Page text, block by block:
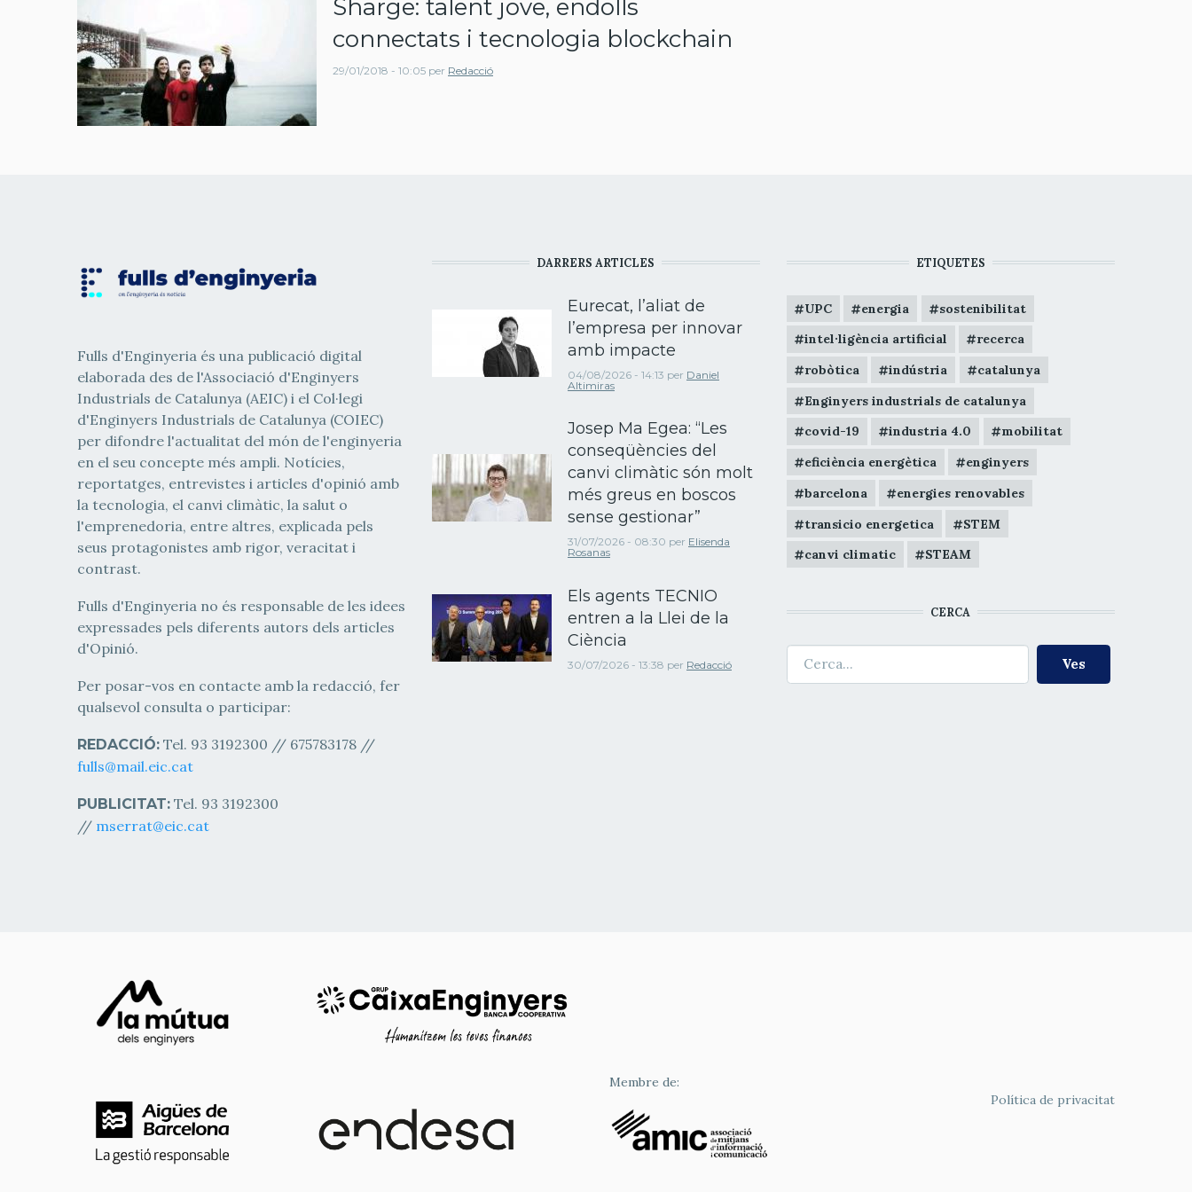
navegació
Sharge: talent jove, endolls
connectats i tecnologia blockchain
29/01/2018 - 10:05 per Redacció
Fulls d'Enginyeria és una publicació digital
elaborada des de l'Associació d'Enginyers
Industrials de Catalunya (AEIC) i el Col·legi
d'Enginyers Industrials de Catalunya (COIEC)
per difondre l'actualitat del món de l'enginyeria
en el seu concepte més ampli. Notícies,
reportatges, entrevistes i articles d'opinió amb
la tecnologia, el canvi climàtic, la salut o
l'emprenedoria, entre altres, explicada pels
seus protagonistes amb rigor, veracitat i
contrast.
Fulls d'Enginyeria no és responsable de les idees
expressades pels diferents autors dels articles
d'Opinió.
Per posar-vos en contacte amb la redacció, fer
qualsevol consulta o participar:
REDACCIÓ: Tel. 93 3192300 // 675783178 //
fulls@mail.eic.cat
PUBLICITAT: Tel. 93 3192300
// mserrat@eic.cat
DARRERS ARTICLES
Eurecat, l’aliat de
l’empresa per innovar
amb impacte
04/08/2026 - 14:13 per Daniel
Altimiras
Josep Ma Egea: “Les
conseqüències del
canvi climàtic són molt
més greus en boscos
sense gestionar”
31/07/2026 - 08:30 per Elisenda
Rosanas
Els agents TECNIO
entren a la Llei de la
Ciència
30/07/2026 - 13:38 per Redacció
ETIQUETES
UPC energia
sostenibilitat
intel·ligència artificial
recerca
robòtica
indústria
catalunya
Enginyers industrials de catalunya
covid-19
industria 4.0
mobilitat
eficiència energètica
enginyers
barcelona
energies renovables
transicio energetica
STEM
canvi climatic
STEAM
CERCA
Membre de:
FOOTER
Política de privacitat